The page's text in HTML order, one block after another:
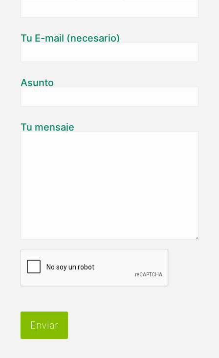
Tu E-mail (necesario)
Asunto
Tu mensaje